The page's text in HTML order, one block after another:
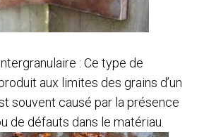
: Ce type de
aux limites des grains d’un
souvent causé par la présence
de défauts dans le matériau.